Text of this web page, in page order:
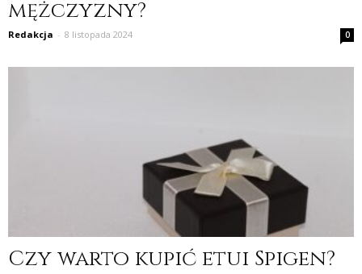
mężczyzny?
Redakcja - 8 listopada 2024 0
Czy warto kupić etui Spigen?